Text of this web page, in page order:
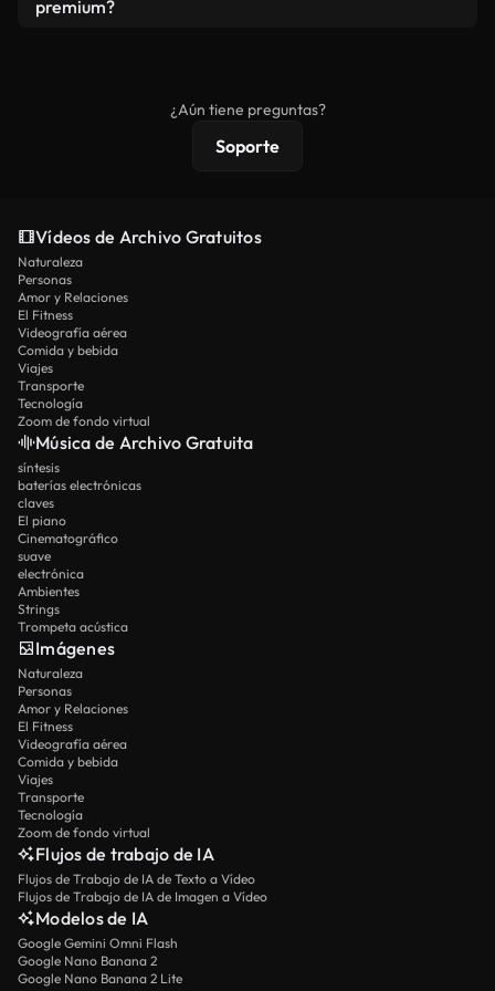
premium?
protecciones de licencia extendidas.
¿Aún tiene preguntas?
Soporte
Vídeos de Archivo Gratuitos
Naturaleza
Personas
Amor y Relaciones
El Fitness
Videografía aérea
Comida y bebida
Viajes
Transporte
Tecnología
Zoom de fondo virtual
Música de Archivo Gratuita
síntesis
baterías electrónicas
claves
El piano
Cinematográfico
suave
electrónica
Ambientes
Strings
Trompeta acústica
Imágenes
Naturaleza
Personas
Amor y Relaciones
El Fitness
Videografía aérea
Comida y bebida
Viajes
Transporte
Tecnología
Zoom de fondo virtual
Flujos de trabajo de IA
Flujos de Trabajo de IA de Texto a Vídeo
Flujos de Trabajo de IA de Imagen a Vídeo
Modelos de IA
Google Gemini Omni Flash
Google Nano Banana 2
Google Nano Banana 2 Lite